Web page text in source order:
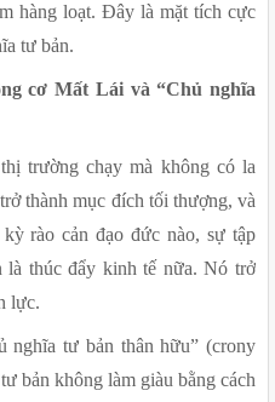
hàng loạt. Đây là mặt tích cực
tư bản.
cơ Mất Lái và “Chủ nghĩa
trường chạy mà không có la
thành mục đích tối thượng, và
rào cản đạo đức nào, sự tập
là thúc đẩy kinh tế nữa. Nó trở
lực.
nghĩa tư bản thân hữu” (crony
bản không làm giàu bằng cách